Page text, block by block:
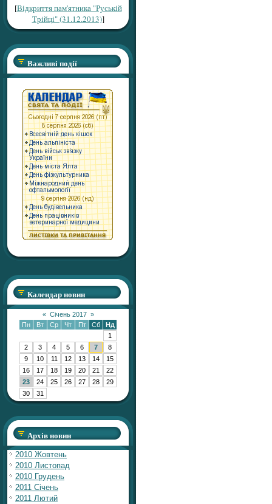
[Відкриття пам'ятника "Руській
Трійці" (31.12.2013)]
Важливі події
Календар новин
« Січень 2017 »
Пн
Вт Ср Чт Пт Сб
Нд
1
2
3 4 5 6 7
8
9
10 11 12 13 14
15
16
17 18 19 20 21
22
23
24 25 26 27 28
29
30
31
Архів новин
2010 Жовтень
2010 Листопад
2010 Грудень
2011 Січень
2011 Лютий